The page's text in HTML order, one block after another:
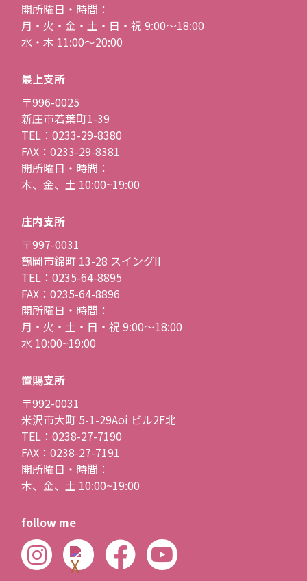
開所曜日・時間：
月・火・金・土・日・祝 9:00〜18:00
水・木 11:00〜20:00
最上支所
〒996-0025
新庄市若葉町1-39
TEL：0233-29-8380
FAX：0233-29-8381
開所曜日・時間：
木、金、土 10:00~19:00
庄内支所
〒997-0031
鶴岡市錦町 13-28 スイングII
TEL：0235-64-8895
FAX：0235-64-8896
開所曜日・時間：
月・火・土・日・祝 9:00〜18:00
水 10:00~19:00
置賜支所
〒992-0031
米沢市大町 5-1-29Aoi ビル2F北
TEL：0238-27-7190
FAX：0238-27-7191
開所曜日・時間：
木、金、土 10:00~19:00
follow me